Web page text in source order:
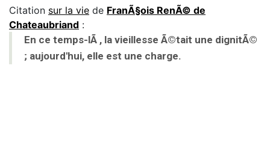
Citation sur la vie de FranÃ§ois RenÃ© de
Chateaubriand :
En ce temps-lÃ , la vieillesse Ã©tait une dignitÃ©
; aujourd'hui, elle est une charge.